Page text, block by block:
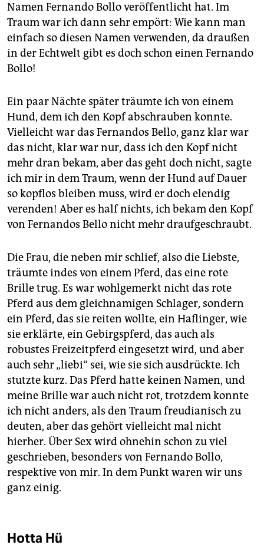
epaper login
Namen Fernando Bollo veröffentlicht hat. Im
Traum war ich dann sehr empört: Wie kann man
einfach so diesen Namen verwenden, da draußen
in der Echtwelt gibt es doch schon einen Fernando
Bollo!
Ein paar Nächte später träumte ich von einem
Hund, dem ich den Kopf abschrauben konnte.
Vielleicht war das Fernandos Bello, ganz klar war
das nicht, klar war nur, dass ich den Kopf nicht
mehr dran bekam, aber das geht doch nicht, sagte
ich mir in dem Traum, wenn der Hund auf Dauer
so kopflos bleiben muss, wird er doch elendig
verenden! Aber es half nichts, ich bekam den Kopf
von Fernandos Bello nicht mehr draufgeschraubt.
Die Frau, die neben mir schlief, also die Liebste,
träumte indes von einem Pferd, das eine rote
Brille trug. Es war wohlgemerkt nicht das rote
Pferd aus dem gleichnamigen Schlager, sondern
ein Pferd, das sie reiten wollte, ein Haflinger, wie
sie erklärte, ein Gebirgspferd, das auch als
robustes Freizeitpferd eingesetzt wird, und aber
auch sehr „liebi“ sei, wie sie sich ausdrückte. Ich
stutzte kurz. Das Pferd hatte keinen Namen, und
meine Brille war auch nicht rot, trotzdem konnte
ich nicht anders, als den Traum freudianisch zu
deuten, aber das gehört vielleicht mal nicht
hierher. Über Sex wird ohnehin schon zu viel
geschrieben, besonders von Fernando Bollo,
respektive von mir. In dem Punkt waren wir uns
ganz einig.
Hotta Hü